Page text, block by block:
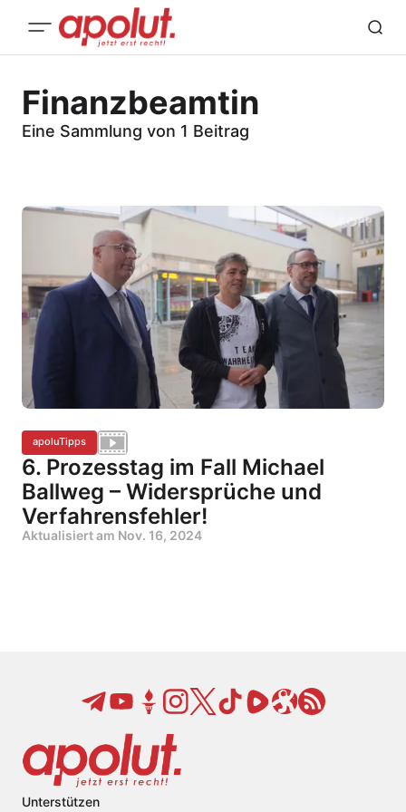
Finanzbeamtin
Eine Sammlung von 1 Beitrag
apoluTipps
6. Prozesstag im Fall Michael
Ballweg – Widersprüche und
Verfahrensfehler!
Aktualisiert am Nov. 16, 2024
Unterstützen